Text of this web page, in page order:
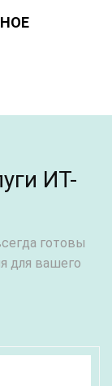
ИТ-
готовы
для вашего